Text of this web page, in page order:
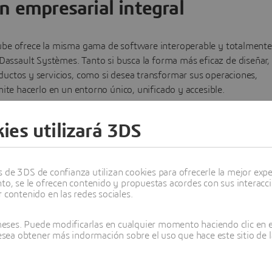
empresarial integral
ofrece la misma gama de software interoperable y totalmente
Systèmes. Tanto si busca la forma más eficaz de diseñar,
y servicios, como si desea transformar sus operaciones,
hacerlo en un entorno único, unificado y accesible.
Gobernanza y colaboración
le
a
utilizará 3DS
de 3DS de confianza utilizan cookies para ofrecerle la mejor
se le ofrecen contenido y propuestas acordes con sus
en las redes sociales.
Puede modificarlas en cualquier momento haciendo clic en
obtener más indormación sobre el uso que hace este sitio